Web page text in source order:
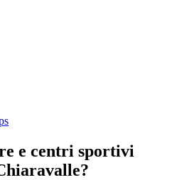
e centri sportivi